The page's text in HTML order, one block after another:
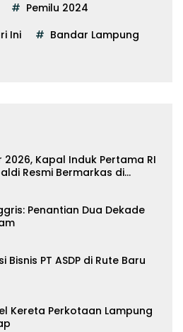
Pemilu 2024
Ini
Bandar Lampung
Kapal Induk Pertama RI
Resmi Bermarkas di
Penantian Dua Dekade
Bisnis PT ASDP di Rute Baru
Kereta Perkotaan Lampung